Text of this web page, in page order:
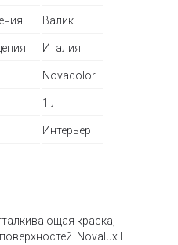
Валик
Италия
Novacolor
1 л
Интерьер
краска,
Novalux I